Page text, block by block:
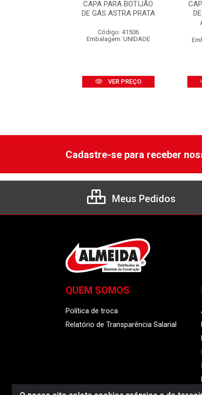
CAPA PARA BOTIJÃO
DE GÁS ASTRA PRATA
Código: 41506
Embalagem: UNIDADE
VER PREÇO
Cadastre-se para receber
Meus Pedidos
QUEM SOMOS
Política de troca
Relatório de Transparência Salarial